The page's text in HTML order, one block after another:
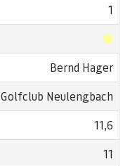
1
Bernd Hager
Golfclub Neulengbach
11,6
11